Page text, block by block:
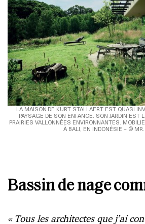
LA MAISON DE KURT STALLAERT EST QUASI
PAYSAGE DE SON ENFANCE. SON JARDIN EST
PRAIRIES VALLONNÉES ENVIRONNANTES.
À BALI, EN INDONÉSIE – ©
Bassin de nage
« Tous les architectes que j’ai